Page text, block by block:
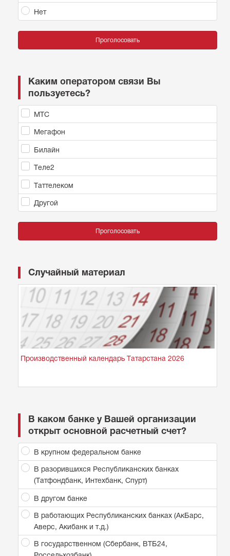
Нет
Проголосовать
Каким оператором связи Вы
пользуетесь?
МТС
Мегафон
Билайн
Теле2
Таттелеком
Другой
Проголосовать
Случайный материал
Производственный календарь Татарстана 2026
В каком банке у Вашей организации
открыт основной расчетный счет?
В крупном федеральном банке
В разорившихся Республиканских банках
(Татфондбанк, Интехбанк, Спурт)
В другом банке
В работающих Республиканских банках (АкБарс,
Аверс, Акибанк и т.д.)
В государственном (Сбербанк, ВТБ24,